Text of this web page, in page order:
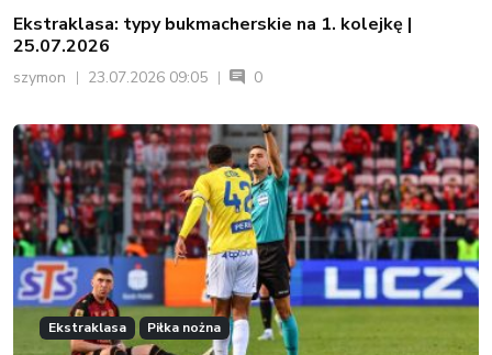
Ekstraklasa: typy bukmacherskie na 1. kolejkę |
25.07.2026
szymon 23.07.2026 09:05 0
Ekstraklasa Piłka nożna